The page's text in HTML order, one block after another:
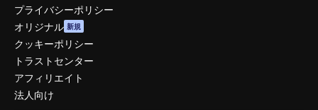
プライバシーポリシー
オリジナル 新規
クッキーポリシー
トラストセンター
アフィリエイト
法人向け